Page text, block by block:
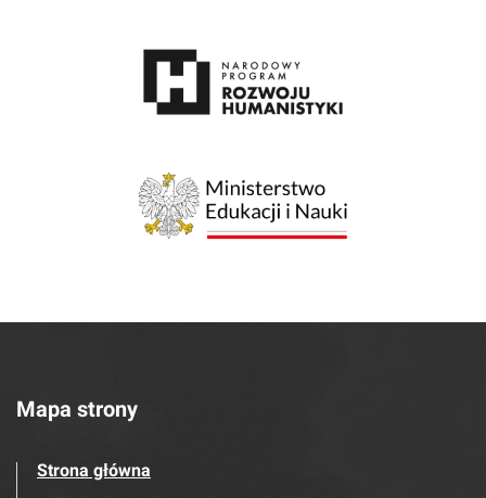
Mapa strony
Strona główna